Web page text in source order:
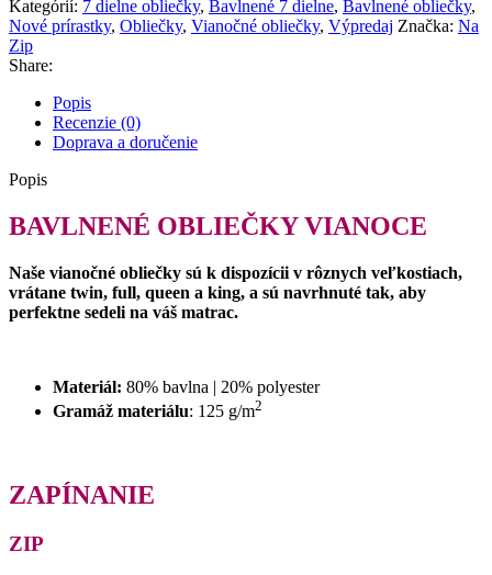
Kategórií: 7 dielne obliečky, Bavlnené 7 dielne, Bavlnené obliečky,
Nové prírastky, Obliečky, Vianočné obliečky, Výpredaj Značka: Na
Zip
Share:
Popis
Recenzie (0)
Doprava a doručenie
Popis
BAVLNENÉ OBLIEČKY VIANOCE
Naše vianočné obliečky sú k dispozícii v rôznych veľkostiach,
vrátane twin, full, queen a king, a sú navrhnuté tak, aby
perfektne sedeli na váš matrac.
Materiál: 80% bavlna | 20% polyester
Gramáž materiálu: 125 g/m2
ZAPÍNANIE
ZIP